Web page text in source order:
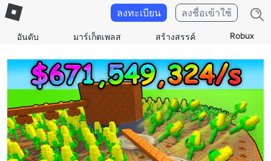
อันดับ มาร์เก็ตเพลส สร้างสรรค์ Robux
ลงทะเบียน ลงชื่อเข้าใช้